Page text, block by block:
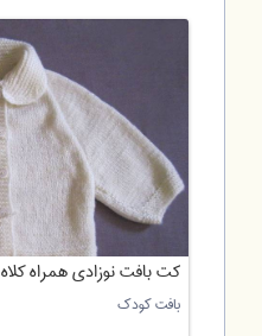
کت بافت نوزادی همراه کلاه
بافت کودک